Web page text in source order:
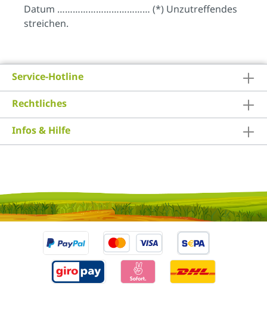
Datum ……………………………… (*) Unzutreffendes
streichen.
Service-Hotline
Rechtliches
Infos & Hilfe